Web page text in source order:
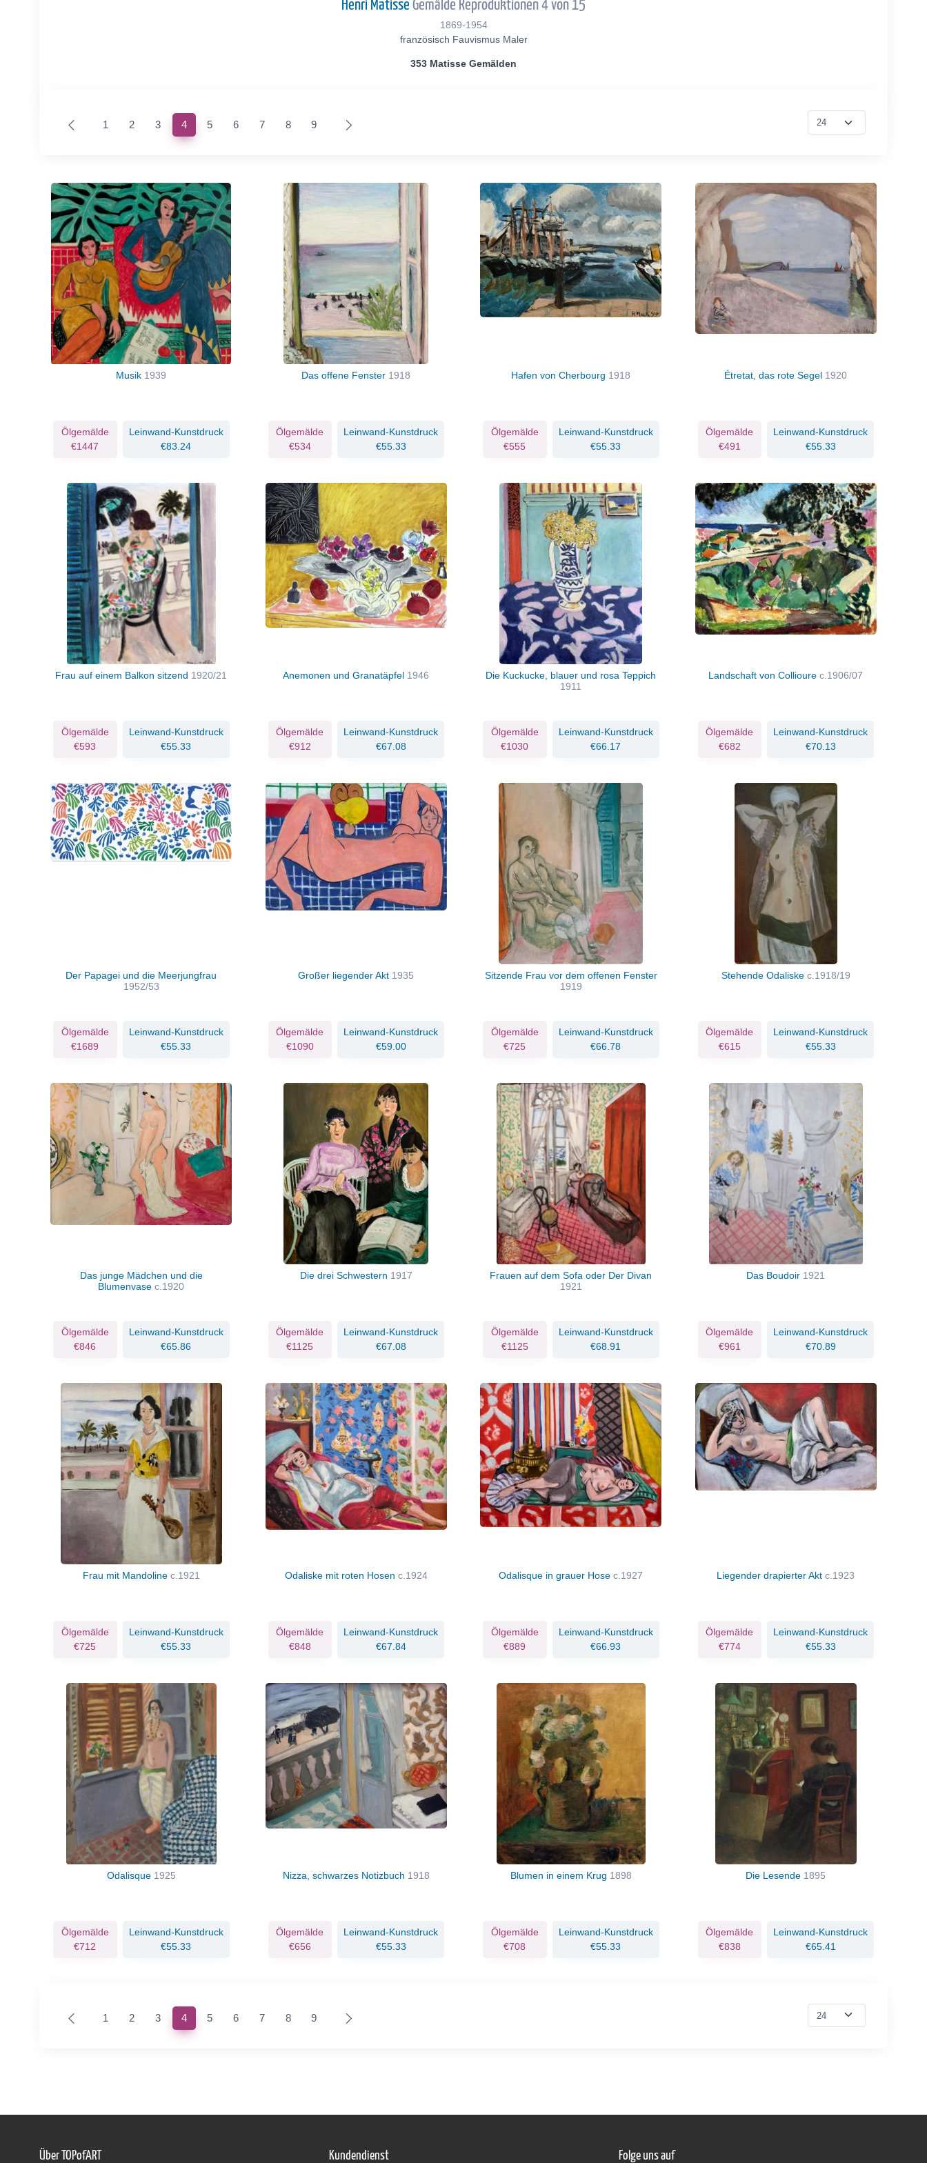
Henri Matisse Gemälde Reproduktionen 4 von 15
1869-1954
französisch Fauvismus Maler
353 Matisse Gemälden
1 2 3 4(current)
5 6 7 8 9
Musik 1939
Ölgemälde
€1447
Leinwand-Kunstdruck
€83.24
Das offene Fenster 1918
Ölgemälde
€534
Leinwand-Kunstdruck
€55.33
Hafen von Cherbourg 1918
Ölgemälde
€555
Leinwand-Kunstdruck
€55.33
Étretat, das rote Segel 1920
Ölgemälde
€491
Leinwand-Kunstdruck
€55.33
Frau auf einem Balkon sitzend 1920/21
Ölgemälde
€593
Leinwand-Kunstdruck
€55.33
Anemonen und Granatäpfel 1946
Ölgemälde
€912
Leinwand-Kunstdruck
€67.08
Die Kuckucke, blauer und rosa Teppich
1911
Ölgemälde
€1030
Leinwand-Kunstdruck
€66.17
Landschaft von Colliourec.1906/07
Ölgemälde
€682
Leinwand-Kunstdruck
€70.13
Der Papagei und die Meerjungfrau
1952/53
Ölgemälde
€1689
Leinwand-Kunstdruck
€55.33
Großer liegender Akt 1935
Ölgemälde
€1090
Leinwand-Kunstdruck
€59.00
Sitzende Frau vor dem offenen Fenster
1919
Ölgemälde
€725
Leinwand-Kunstdruck
€66.78
Stehende Odaliske c.1918/19
Ölgemälde
€615
Leinwand-Kunstdruck
€55.33
Das junge Mädchen und die
Blumenvasec.1920
Ölgemälde
€846
Leinwand-Kunstdruck
€65.86
Die drei Schwestern 1917
Ölgemälde
€1125
Leinwand-Kunstdruck
€67.08
Frauen auf dem Sofa oder Der Divan
1921
Ölgemälde
€1125
Leinwand-Kunstdruck
€68.91
Das Boudoir 1921
Ölgemälde
€961
Leinwand-Kunstdruck
€70.89
Frau mit Mandoline c.1921
Ölgemälde
€725
Leinwand-Kunstdruck
€55.33
Odaliske mit roten Hosen c.1924
Ölgemälde
€848
Leinwand-Kunstdruck
€67.84
Odalisque in grauer Hosec.1927
Ölgemälde
€889
Leinwand-Kunstdruck
€66.93
Liegender drapierter Aktc.1923
Ölgemälde
€774
Leinwand-Kunstdruck
€55.33
Odalisque 1925
Ölgemälde
€712
Leinwand-Kunstdruck
€55.33
Nizza, schwarzes Notizbuch 1918
Ölgemälde
€656
Leinwand-Kunstdruck
€55.33
Blumen in einem Krug 1898
Ölgemälde
€708
Leinwand-Kunstdruck
€55.33
Die Lesende 1895
Ölgemälde
€838
Leinwand-Kunstdruck
€65.41
1 2 3 4(current)
5 6 7 8 9
Über TOPofART Kundendienst Folge uns auf